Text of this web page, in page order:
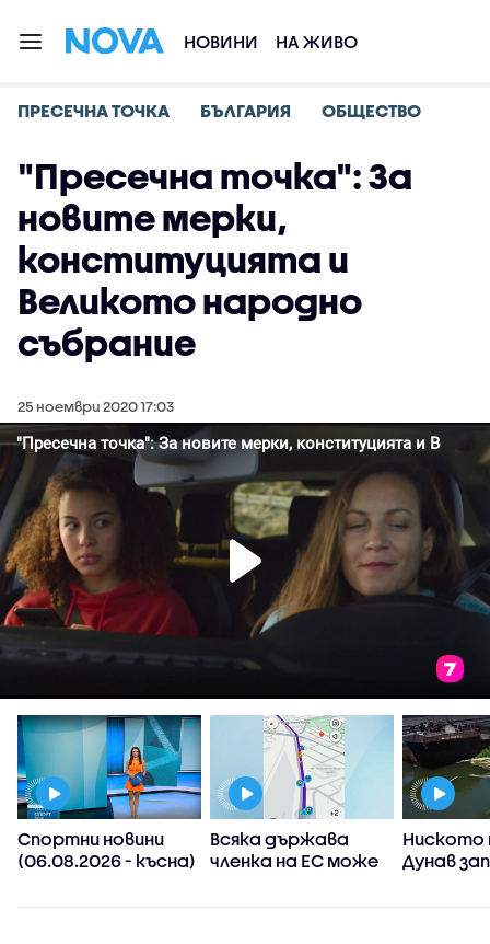
НОВИНИ НА ЖИВО
ПРЕСЕЧНА ТОЧКА БЪЛГАРИЯ ОБЩЕСТВО
"Пресечна точка": За
новите мерки,
конституцията и
Великото народно
събрание
25 ноември 2020 17:03
Спортни новини
(06.08.2026 - късна)
Всяка държава
членка на ЕС може
ограничи
Ниското
Дунав